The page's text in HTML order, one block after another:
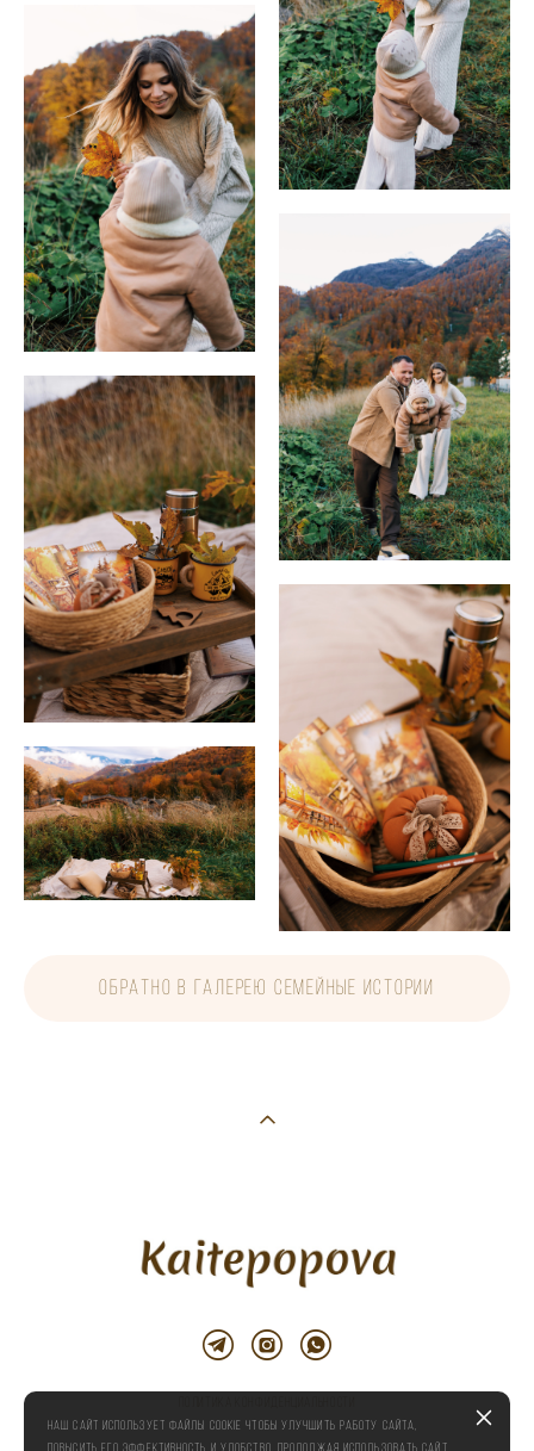
обратно в галерею семейные истории
Наш сайт использует файлы cookie чтобы улучшить работу сайта,
повысить его эффективность и удобство. Продолжая использовать сайт,